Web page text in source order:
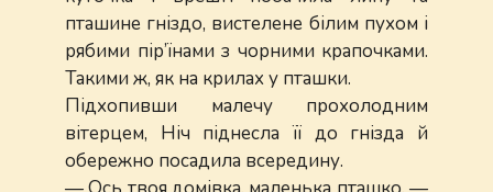
пташине гніздо, вистелене білим пухом і
рябими пір’їнами з чорними крапочками.
Такими ж, як на крилах у пташки.
Підхопивши малечу прохолодним
вітерцем, Ніч піднесла її до гнізда й
обережно посадила всередину.